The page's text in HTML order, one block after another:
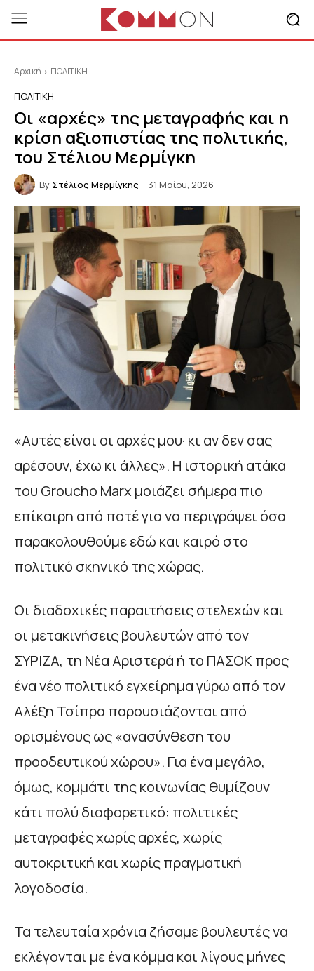
Αρχική ΠΟΛΙΤΙΚΗ
ΠΟΛΙΤΙΚΗ
Οι «αρχές» της μεταγραφής και η
κρίση αξιοπιστίας της πολιτικής,
του Στέλιου Μερμίγκη
By Στέλιος Μερμίγκης 31 Μαΐου, 2026
«Αυτές είναι οι αρχές μου· κι αν δεν σας
αρέσουν, έχω κι άλλες». Η ιστορική ατάκα
του Groucho Marx μοιάζει σήμερα πιο
επίκαιρη από ποτέ για να περιγράψει όσα
παρακολουθούμε εδώ και καιρό στο
πολιτικό σκηνικό της χώρας.
Οι διαδοχικές παραιτήσεις στελεχών και
οι μετακινήσεις βουλευτών από τον
ΣΥΡΙΖΑ, τη Νέα Αριστερά ή το ΠΑΣΟΚ προς
ένα νέο πολιτικό εγχείρημα γύρω από τον
Αλέξη Τσίπρα παρουσιάζονται από
ορισμένους ως «ανασύνθεση του
προοδευτικού χώρου». Για ένα μεγάλο,
όμως, κομμάτι της κοινωνίας θυμίζουν
κάτι πολύ διαφορετικό: πολιτικές
μεταγραφές χωρίς αρχές, χωρίς
αυτοκριτική και χωρίς πραγματική
λογοδοσία.
Τα τελευταία χρόνια ζήσαμε βουλευτές να
εκλέγονται με ένα κόμμα και λίγους μήνες